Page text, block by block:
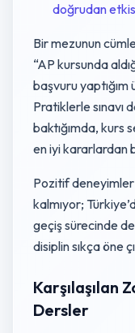
doğrudan
Bir mezunun
“AP kursunda
başvuru
Pratiklerle sınavı
baktığımda, kurs
en iyi kararlardan
Pozitif deneyimler
kalmıyor;
geçiş sürecinde
disiplin sıkça öne
Karşılaşılan
Dersler